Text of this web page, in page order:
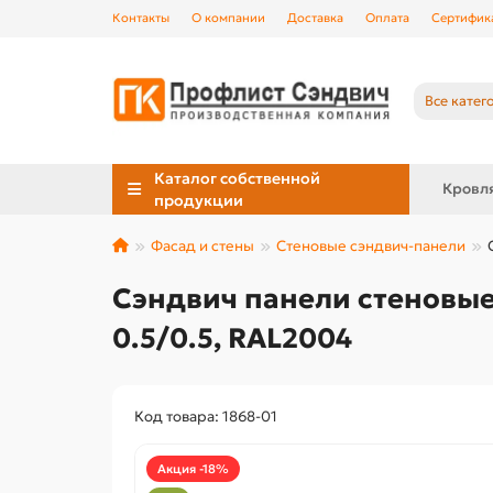
Контакты О компании Доставка Оплата
Все
Каталог собственной
продукции
Фасад и стены Стеновые сэндвич-панели
Сэндвич панели
0.5/0.5, RAL2004
Код товара: 1868-01
Акция -18%